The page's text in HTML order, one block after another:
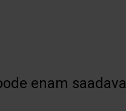
enam saadaval